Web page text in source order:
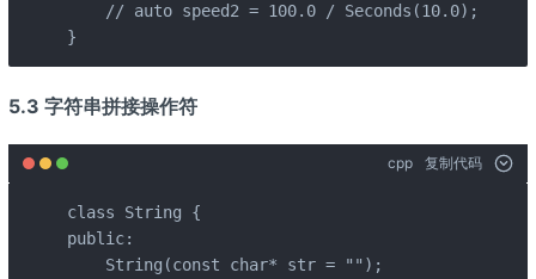
    // auto speed2 = 100.0 / Seconds(10.0);
}
5.3 字符串拼接操作符
cpp 复制代码
class String {
public:
    String(const char* str = "");